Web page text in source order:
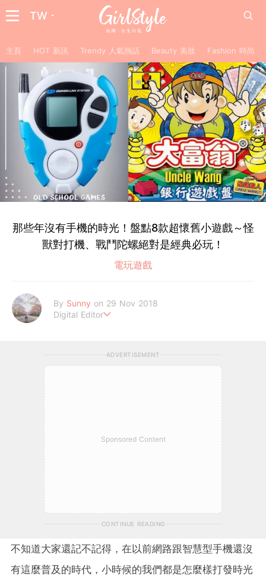
TW
主頁 HOT 新訊 Trendy 人氣熱話 Beauty 美妝 Fashion 時尚
那些年沒有手機的時光！盤點8款超懷舊小遊戲～怪
獸對打機、戰鬥陀螺絕對是經典必玩！
電玩遊戲
By Sunny on 29 Nov 2018
Digital Editor
ADVERTISEMENT
Sponsored Content
CONTINUE READING
不知道大家還記不記得，在以前網路跟智慧型手機還沒
有這麼普及的時代，小時候的我們都是怎麼樣打發時光